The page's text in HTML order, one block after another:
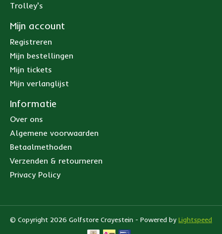
Trolley's
Mijn account
Registreren
Mijn bestellingen
Mijn tickets
Mijn verlanglijst
Informatie
Over ons
Algemene voorwaarden
Betaalmethoden
Verzenden & retourneren
Privacy Policy
© Copyright 2026 Golfstore Crayestein - Powered by Lightspeed